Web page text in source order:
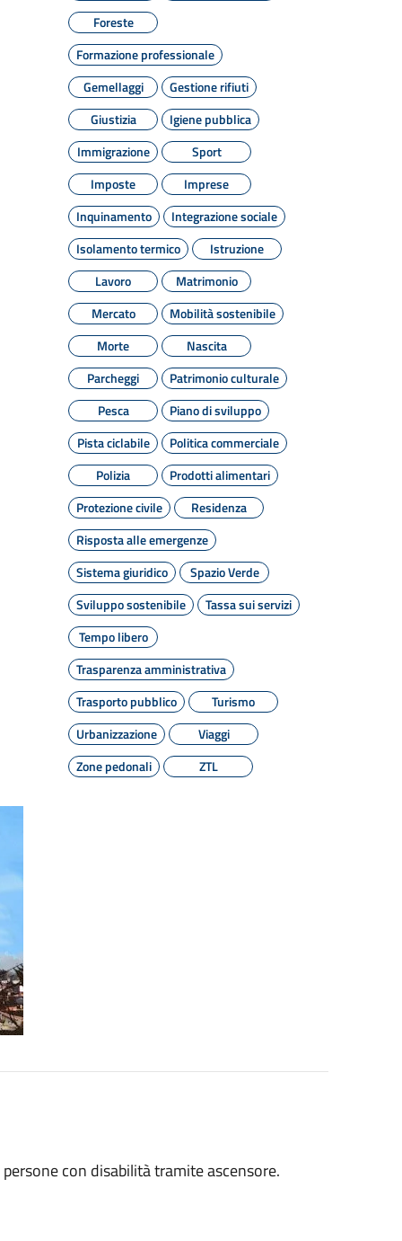
Foreste
Formazione professionale
Gemellaggi
Gestione rifiuti
Giustizia
Igiene pubblica
Immigrazione
Sport
Imposte
Imprese
Inquinamento
Integrazione sociale
Isolamento termico
Istruzione
Lavoro
Matrimonio
Mercato
Mobilità sostenibile
Morte
Nascita
Parcheggi
Patrimonio culturale
Pesca
Piano di sviluppo
Pista ciclabile
Politica commerciale
Polizia
Prodotti alimentari
Protezione civile
Residenza
Risposta alle emergenze
Sistema giuridico
Spazio Verde
Sviluppo sostenibile
Tassa sui servizi
Tempo libero
Trasparenza amministrativa
Trasporto pubblico
Turismo
Urbanizzazione
Viaggi
Zone pedonali
ZTL
con disabilità tramite ascensore.